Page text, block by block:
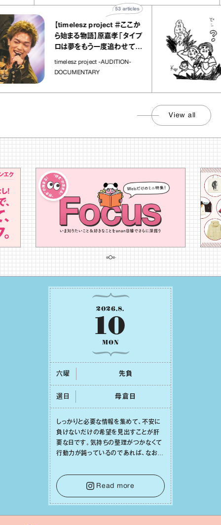
【timelesz project ＃ここか
ら始まる物語】原嘉孝「タイプ
ロは夢をもう一度追わせてく
れた場所」
timelesz project -AUDITION-
DOCUMENTARY
articles
View all
2026.8.
10
MON
六曜 先負
選日 ⺟倉⽇
しっかりと必要な情報を集めて、不安に
負けないだけの希望を⾒出すことが肝
要な⽇です。気持ちの整理がつかなくて
⾏動⼒が鈍っているのであれば、なおさ
を踏み出すのに役⽴つはず。また、広い
意味での「癒し」や「治療」が必要な⽇で
もあり、特に⼈間関係の改善は課題の⼀
つです。
Read more